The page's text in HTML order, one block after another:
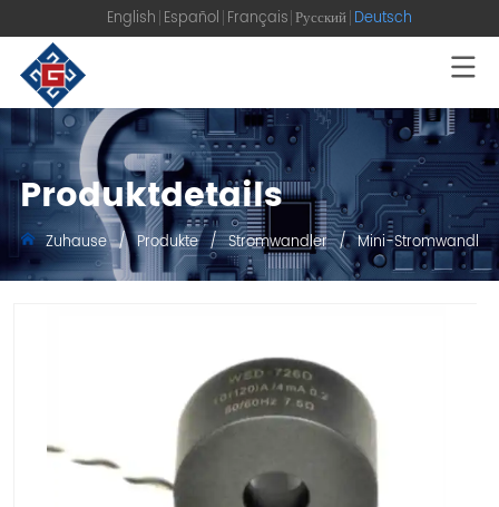
English Español Français Русский Deutsch
Produktdetails
Zuhause / Produkte / Stromwandler / Mini-Stromwandler